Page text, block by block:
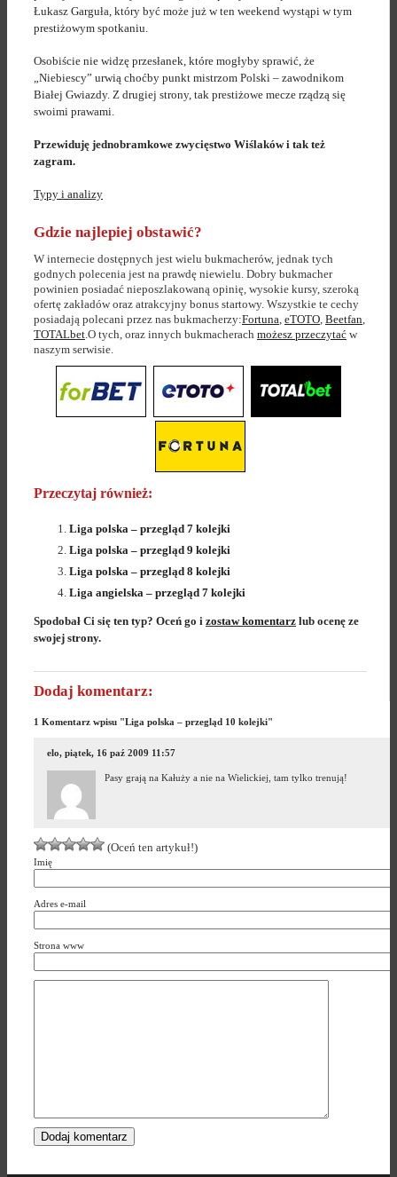
Łukasz Garguła, który być może już w ten weekend wystąpi w tym
prestiżowym spotkaniu.
Osobiście nie widzę przesłanek, które mogłyby sprawić, że
„Niebiescy” urwią choćby punkt mistrzom Polski – zawodnikom
Białej Gwiazdy. Z drugiej strony, tak prestiżowe mecze rządzą się
swoimi prawami.
Przewiduję jednobramkowe zwycięstwo Wiślaków i tak też
zagram.
Typy i analizy
Gdzie najlepiej obstawić?
W internecie dostępnych jest wielu bukmacherów, jednak tych
godnych polecenia jest na prawdę niewielu. Dobry bukmacher
powinien posiadać nieposzlakowaną opinię, wysokie kursy, szeroką
ofertę zakładów oraz atrakcyjny bonus startowy. Wszystkie te cechy
posiadają polecani przez nas bukmacherzy:Fortuna, eTOTO, Beetfan,
TOTALbet.O tych, oraz innych bukmacherach możesz przeczytać w
naszym serwisie.
Przeczytaj również:
Liga polska – przegląd 7 kolejki
Liga polska – przegląd 9 kolejki
Liga polska – przegląd 8 kolejki
Liga angielska – przegląd 7 kolejki
Spodobał Ci się ten typ? Oceń go i zostaw komentarz lub ocenę ze
swojej strony.
Dodaj komentarz:
1 Komentarz wpisu "Liga polska – przegląd 10 kolejki"
elo, piątek, 16 paź 2009 11:57
Pasy grają na Kałuży a nie na Wielickiej, tam tylko trenują!
(Oceń ten artykuł!)
Imię
Adres e-mail
Strona www